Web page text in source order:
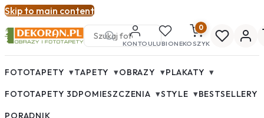
Skip to main content
KONTOULUBIONE
0
KOSZYK
FOTOTAPETY ▾TAPETY ▾OBRAZY ▾PLAKATY ▾
FOTOTAPETY 3DPOMIESZCZENIA ▾STYLE ▾BESTSELLERY
PORADNIK